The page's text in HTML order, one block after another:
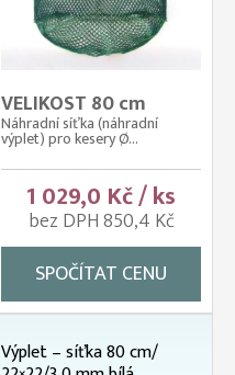
VELIKOST 80 cm
Náhradní síťka (náhradní
výplet) pro kesery Ø...
1 029,0 Kč / ks
bez DPH 850,4 Kč
SPOČÍTAT CENU
Výplet – síťka 80 cm/